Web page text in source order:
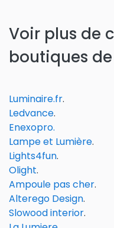
Voir plus de
boutiques
Luminaire.fr.
Ledvance.
Enexopro.
Lampe et Lumière.
Lights4fun.
Olight.
Ampoule pas cher.
Alterego Design.
Slowood interior.